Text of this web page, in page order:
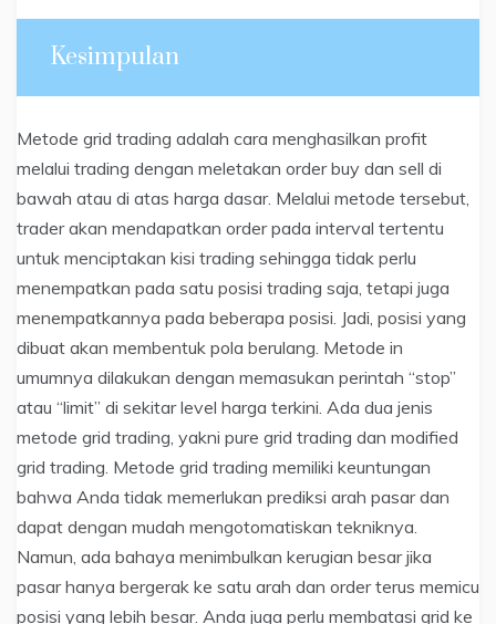
Kesimpulan
Metode grid trading adalah cara menghasilkan profit
melalui trading dengan meletakan order buy dan sell di
bawah atau di atas harga dasar. Melalui metode tersebut,
trader akan mendapatkan order pada interval tertentu
untuk menciptakan kisi trading sehingga tidak perlu
menempatkan pada satu posisi trading saja, tetapi juga
menempatkannya pada beberapa posisi. Jadi, posisi yang
dibuat akan membentuk pola berulang. Metode in
umumnya dilakukan dengan memasukan perintah “stop”
atau “limit” di sekitar level harga terkini. Ada dua jenis
metode grid trading, yakni pure grid trading dan modified
grid trading. Metode grid trading memiliki keuntungan
bahwa Anda tidak memerlukan prediksi arah pasar dan
dapat dengan mudah mengotomatiskan tekniknya.
Namun, ada bahaya menimbulkan kerugian besar jika
pasar hanya bergerak ke satu arah dan order terus memicu
posisi yang lebih besar. Anda juga perlu membatasi grid ke